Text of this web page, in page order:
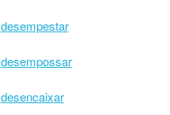
desempestar
desempossar
desencaixar